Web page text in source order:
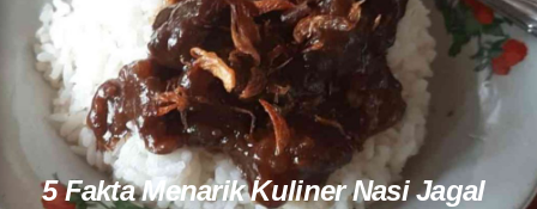
5 Fakta Menarik Kuliner Nasi Jagal